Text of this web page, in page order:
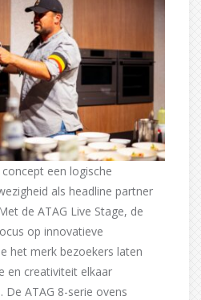
een logische
als headline partner
de ATAG Live Stage, de
op innovatieve
het merk bezoekers laten
en creativiteit elkaar
De ATAG 8-serie ovens